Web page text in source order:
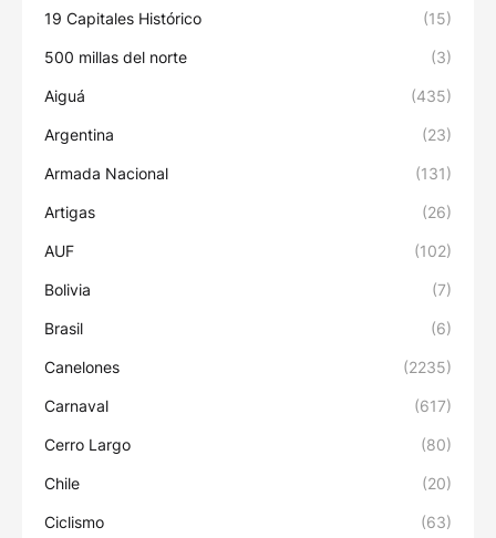
19 Capitales Histórico (15)
500 millas del norte (3)
Aiguá (435)
Argentina (23)
Armada Nacional (131)
Artigas (26)
AUF (102)
Bolivia (7)
Brasil (6)
Canelones (2235)
Carnaval (617)
Cerro Largo (80)
Chile (20)
Ciclismo (63)